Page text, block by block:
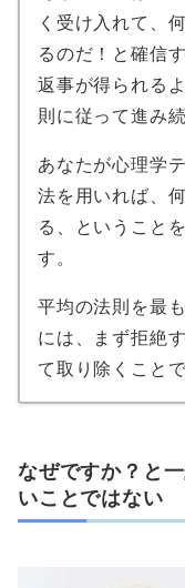
く受け入れて、
るのだ！と確信
返事が得られる
則に従って進み
あなたが心理学
法を用いれば、
る、ということ
す。
平均の法則を最
には、まず拒絶
て取り除くことで
なぜですか？と
いことではない